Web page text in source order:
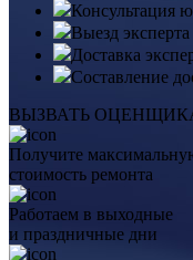
Консультация
Выезд эксперта
Доставка
Составление
ВЫЗВАТЬ
Получите
стоимость ремонта
Работаем в выходные
и праздничные дни